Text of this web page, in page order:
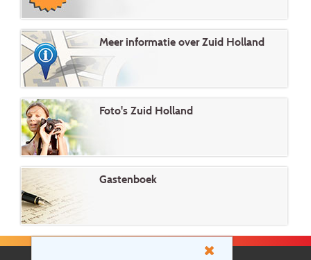
Meer informatie over Zuid Holland
Foto's Zuid Holland
Gastenboek